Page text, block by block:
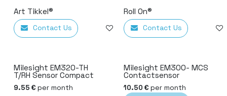
Art Tikkel®
Contact Us Add to wishlist
Roll On®
Contact Us
Milesight EM320-TH
T/RH Sensor Compact
9.55 € per month
Milesight EM300- MCS
Contactsensor
10.50 € per month